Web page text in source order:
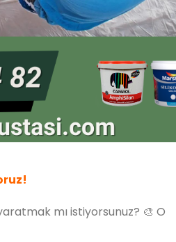
mı istiyorsunuz? 🎨 O